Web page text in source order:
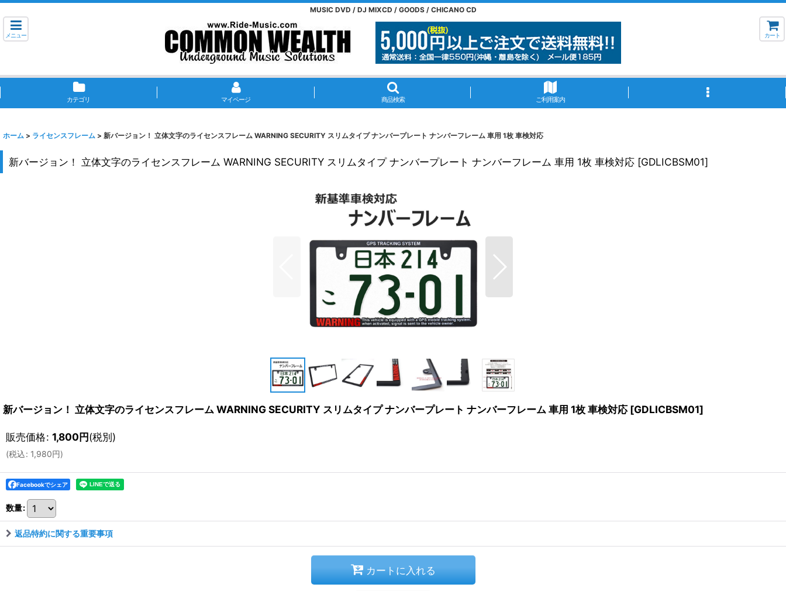
MUSIC DVD / DJ MIXCD / GOODS / CHICANO CD
メニュー カート
カテゴリ マイページ 商品検索 ご利用案内
ホーム > ライセンスフレーム > 新バージョン！ 立体文字のライセンスフレーム WARNING SECURITY スリムタイプ ナンバープレート ナンバーフレーム 車用 1枚 車検対応
新バージョン！ 立体文字のライセンスフレーム WARNING SECURITY スリムタイプ ナンバープレート ナンバーフレーム 車用 1枚 車検対応 [GDLICBSM01]
新バージョン！ 立体文字のライセンスフレーム WARNING SECURITY スリムタイプ ナンバープレート ナンバーフレーム 車用 1枚 車検対応 [GDLICBSM01]
販売価格: 1,800円(税別)
(税込: 1,980円)
Facebookでシェア
数量:
返品特約に関する重要事項
カートに入れる